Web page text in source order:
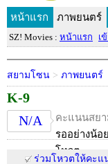
หน้าแรก ภาพยนตร์
SZ! Movies : หน้าแรก เ
สยามโซน > ภาพยนตร์
K-9
N/A
คะแนนสย
รออย่างน้อ
โหวต
ร่วมโหวตให้คะแ